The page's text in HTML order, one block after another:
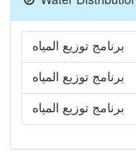
برنامج توزيع المياه
برنامج توزيع المياه
برنامج توزيع المياه